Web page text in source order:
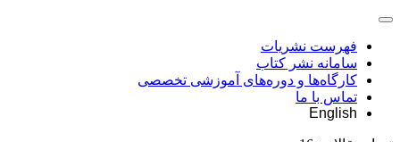
فهرست نشریات
سامانه نشر کتاب
کارگاه‌ها و دوره‌های آموزشی تخصصی
تماس با ما
English